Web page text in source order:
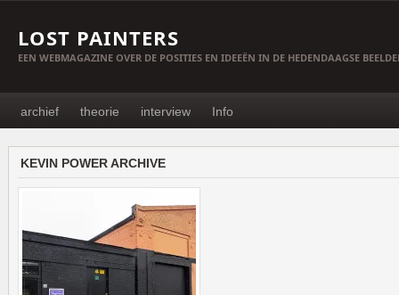
LOST PAINTERS
EEN WEBMAGAZINE OVER DE POSITIES EN IDEEËN IN DE HEDENDAAGSE
archief theorie interview Info
KEVIN POWER ARCHIVE